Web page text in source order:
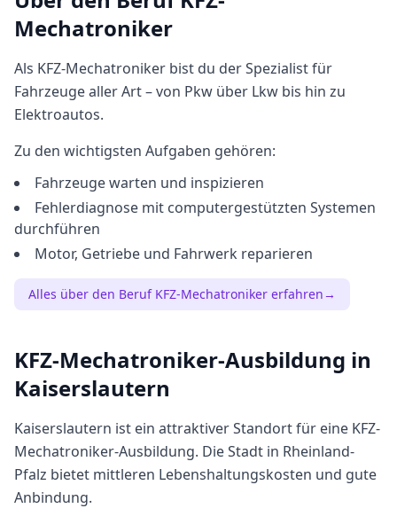
Mechatroniker
Als KFZ-Mechatroniker bist du der Spezialist für
Fahrzeuge aller Art – von Pkw über Lkw bis hin zu
Elektroautos.
Zu den wichtigsten Aufgaben gehören:
Fahrzeuge warten und inspizieren
Fehlerdiagnose mit computergestützten Systemen
durchführen
Motor, Getriebe und Fahrwerk reparieren
Alles über den Beruf KFZ-Mechatroniker erfahren→
KFZ-Mechatroniker-Ausbildung in
Kaiserslautern
Kaiserslautern ist ein attraktiver Standort für eine KFZ-
Mechatroniker-Ausbildung. Die Stadt in Rheinland-
Pfalz bietet mittleren Lebenshaltungskosten und gute
Anbindung.